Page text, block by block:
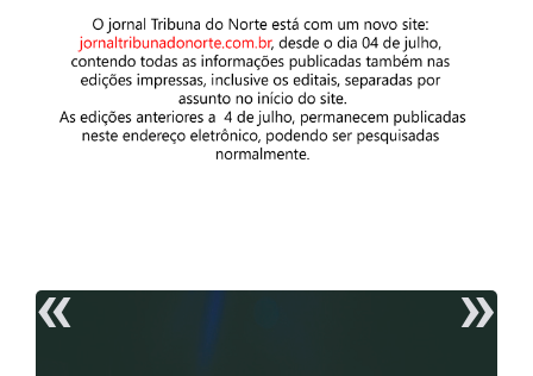
« »